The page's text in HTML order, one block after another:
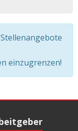
einzugrenzen!